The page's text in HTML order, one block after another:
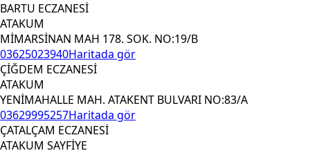
BARTU ECZANESİ
ATAKUM
MİMARSİNAN MAH 178. SOK. NO:19/B
03625023940Haritada gör
ÇİĞDEM ECZANESİ
ATAKUM
YENİMAHALLE MAH. ATAKENT BULVARI NO:83/A
03629995257Haritada gör
ÇATALÇAM ECZANESİ
ATAKUM SAYFİYE